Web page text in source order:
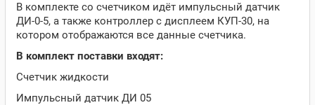
В комплекте со счетчиком идёт импульсный датчик
ДИ-0-5, а также контроллер с дисплеем КУП-30, на
котором отображаются все данные счетчика.
В комплект поставки входят:
Счетчик жидкости
Импульсный датчик ДИ 05